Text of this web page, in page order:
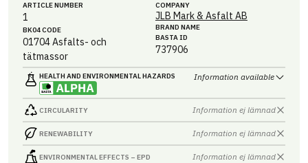
ARTICLE NUMBER
1
BK04 CODE
01704Asfalts- och
tätmassor
COMPANY
JLB Mark & Asfalt AB
BRAND NAME
BASTA ID
737906
HEALTH AND ENVIRONMENTAL HAZARDS Information available
CIRCULARITY Information ej lämnad
RENEWABILITY Information ej lämnad
ENVIRONMENTAL EFFECTS – EPD Information ej lämnad